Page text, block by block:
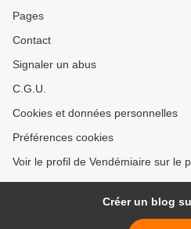
Pages
Contact
Signaler un abus
C.G.U.
Cookies et données personnelles
Préférences cookies
Voir le profil de Vendémiaire sur le
Créer un blog